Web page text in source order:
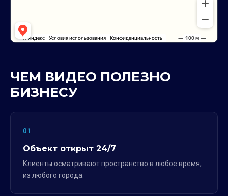
ЧЕМ ВИДЕО ПОЛЕЗНО
БИЗНЕСУ
01
Объект открыт 24/7
Клиенты осматривают пространство в любое время,
из любого города.